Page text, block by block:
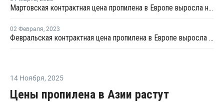
Мартовская контрактная цена пропилена в Европе выросла на EUR30 за тонну
02 Февраля, 2023
Февральская контрактная цена пропилена в Европе выросла на EUR80 за тонну
14 Ноября, 2025
Цены пропилена в Азии растут